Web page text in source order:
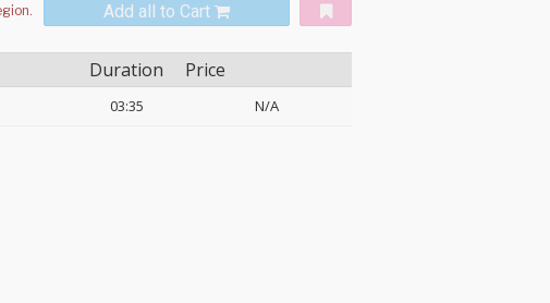
Add all to Cart
Duration Price
03:35 N/A